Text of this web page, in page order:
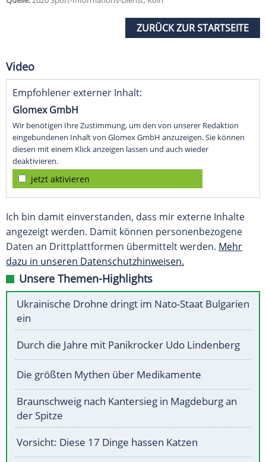
ZURÜCK ZUR STARTSEITE
Video
Empfohlener externer Inhalt:
Glomex GmbH
Wir benötigen Ihre Zustimmung, um den von unserer Redaktion
eingebundenen Inhalt von Glomex GmbH anzuzeigen. Sie können
diesen mit einem Klick anzeigen lassen und auch wieder
deaktivieren.
jetzt aktivieren
Ich bin damit einverstanden, dass mir externe Inhalte
angezeigt werden. Damit können personenbezogene
Daten an Drittplattformen übermittelt werden. Mehr
dazu in unseren Datenschutzhinweisen.
Unsere Themen-Highlights
Ukrainische Drohne dringt im Nato-Staat Bulgarien
ein
Durch die Jahre mit Panikrocker Udo Lindenberg
Die größten Mythen über Medikamente
Braunschweig nach Kantersieg in Magdeburg an
der Spitze
Vorsicht: Diese 17 Dinge hassen Katzen